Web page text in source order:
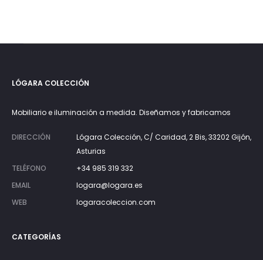
LÓGARA COLECCIÓN
Mobiliario e iluminación a medida. Diseñamos y fabricamos
DIRECCIÓN
Lógara Colección, C/ Caridad, 2 Bis, 33202 Gijón,
Asturias
TELÉFONO
+34 985 319 332
EMAIL
logara@logara.es
WEB
logaracoleccion.com
CATEGORÍAS